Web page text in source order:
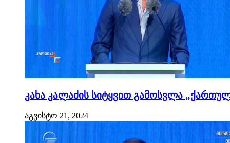
კახა კალაძის სიტყვით გამოსვლა
აგვისტო 21, 2024